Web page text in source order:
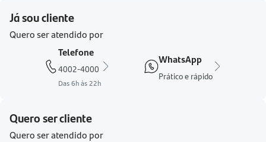
Já sou cliente
Quero ser atendido por
Telefone
4002-4000
Das 6h às 22h
WhatsApp
Prático e rápido
Quero ser cliente
Quero ser atendido por